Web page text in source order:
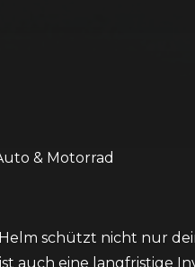
& Motorrad
schützt nicht nur
auch eine langfristige